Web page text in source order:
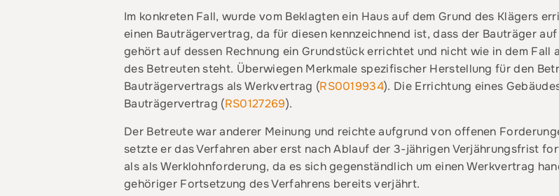
Im konkreten Fall, wurde vom Beklagten ein Haus auf dem Grund des Klägers
einen Bauträgervertrag, da für diesen kennzeichnend ist, dass der Bauträger
gehört auf dessen Rechnung ein Grundstück errichtet und nicht wie in dem Fall
des Betreuten steht. Überwiegen Merkmale spezifischer Herstellung für den
Bauträgervertrags als Werkvertrag (RS0019934). Die Errichtung eines
Bauträgervertrag (RS0127269).
Der Betreute war anderer Meinung und reichte aufgrund von offenen
setzte er das Verfahren aber erst nach Ablauf der 3-jährigen Verjährungsfrist
als als Werklohnforderung, da es sich gegenständlich um einen Werkvertrag
gehöriger Fortsetzung des Verfahrens bereits verjährt.